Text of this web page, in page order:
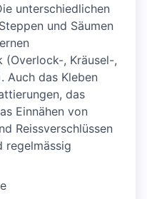
unterschiedlichen
und Säumen
(Overlock-, Kräusel-,
Auch das Kleben
das
Einnähen von
Reissverschlüssen
regelmässig